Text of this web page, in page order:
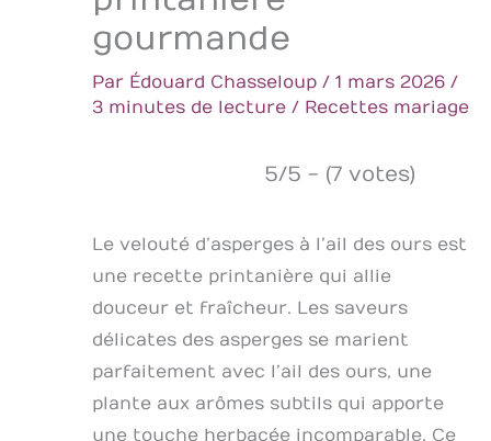
gourmande
Par Édouard Chasseloup / 1 mars 2026 /
3 minutes de lecture / Recettes mariage
5/5 - (7 votes)
Le velouté d’asperges à l’ail des ours est
une recette printanière qui allie
douceur et fraîcheur. Les saveurs
délicates des asperges se marient
parfaitement avec l’ail des ours, une
plante aux arômes subtils qui apporte
une touche herbacée incomparable. Ce